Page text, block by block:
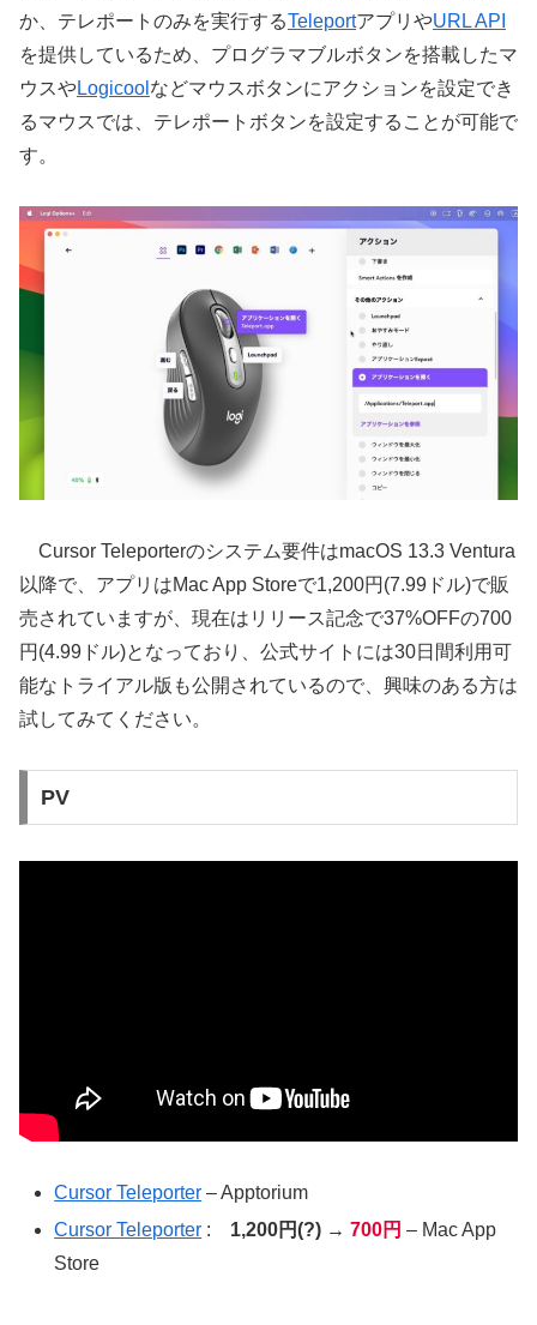
か、テレポートのみを実行するTeleportアプリやURL API
を提供しているため、プログラマブルボタンを搭載したマ
ウスやLogicool などマウスボタンにアクションを設定でき
るマウスでは、テレポートボタンを設定することが可能で
す。
Cursor Teleporterのシステム要件はmacOS 13.3 Ventura
以降で、アプリはMac App Storeで1,200円(7.99ドル)で販
売されていますが、現在はリリース記念で37%OFFの700
円(4.99ドル)となっており、公式サイトには30日間利用可
能なトライアル版も公開されているので、興味のある方は
試してみてください。
PV
Cursor Teleporter – Apptorium
Cursor Teleporter : 1,200円(?) → 700円 – Mac App
Store